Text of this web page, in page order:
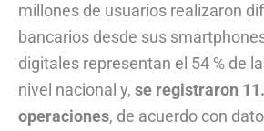
millones de usuarios realizaron
bancarios desde sus
digitales representan el 54 % de
nivel nacional y, se registraron
operaciones, de acuerdo con